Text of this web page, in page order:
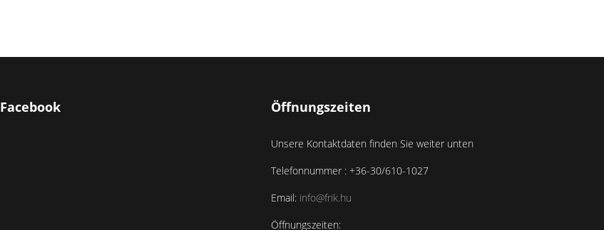
Facebook Öffnungszeiten
Unsere Kontaktdaten finden Sie weiter unten
Telefonnummer : +36-30/610-1027
Email: info@frik.hu
Öffnungszeiten: